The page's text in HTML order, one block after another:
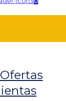
Ofertas